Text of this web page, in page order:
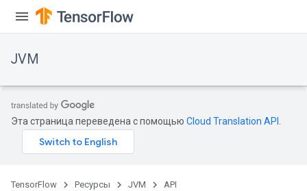
JVM
Эта страница переведена с помощью Cloud Translation API
TensorFlow Ресурсы JVM API